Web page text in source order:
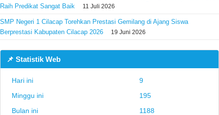
Raih Predikat Sangat Baik
11 Juli 2026
SMP Negeri 1 Cilacap Torehkan Prestasi Gemilang di Ajang Siswa
Berprestasi Kabupaten Cilacap 2026
19 Juni 2026
📌 Statistik Web
Hari ini
9
Minggu ini
195
Bulan ini
1188